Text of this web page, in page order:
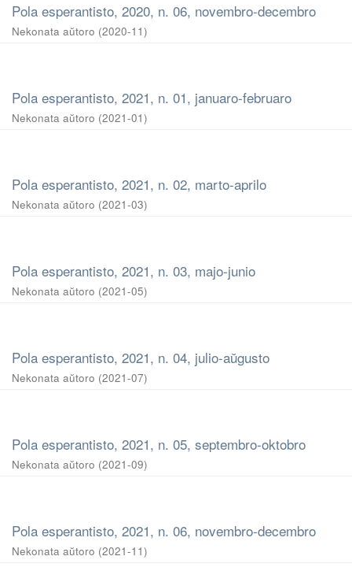
Pola esperantisto, 2020, n. 06, novembro-decembro
Nekonata aŭtoro (2020-11)
Pola esperantisto, 2021, n. 01, januaro-februaro
Nekonata aŭtoro (2021-01)
Pola esperantisto, 2021, n. 02, marto-aprilo
Nekonata aŭtoro (2021-03)
Pola esperantisto, 2021, n. 03, majo-junio
Nekonata aŭtoro (2021-05)
Pola esperantisto, 2021, n. 04, julio-aŭgusto
Nekonata aŭtoro (2021-07)
Pola esperantisto, 2021, n. 05, septembro-oktobro
Nekonata aŭtoro (2021-09)
Pola esperantisto, 2021, n. 06, novembro-decembro
Nekonata aŭtoro (2021-11)